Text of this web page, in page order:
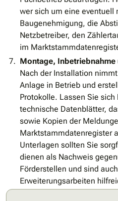
wer sich um eine eventuell
Baugenehmigung, die
Netzbetreiber, den
im
Montage,
Nach der Installation
Anlage in Betrieb und
Protokolle. Lassen Sie sich
technische Datenblätter,
sowie Kopien der
Marktstammdatenregister
Unterlagen sollten Sie
dienen als Nachweis
Förderstellen und sind
Erweiterungsarbeiten